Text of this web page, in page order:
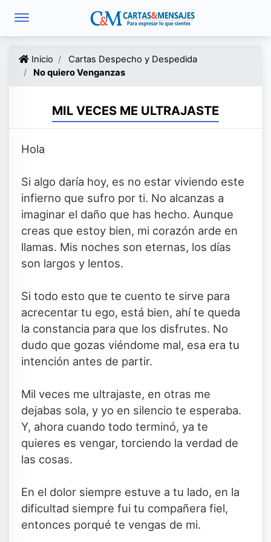
Inicio
Cartas Despecho y Despedida
No quiero Venganzas
MIL VECES ME ULTRAJASTE
Hola
Si algo daría hoy, es no estar viviendo este
infierno que sufro por ti. No alcanzas a
imaginar el daño que has hecho. Aunque
creas que estoy bien, mi corazón arde en
llamas. Mis noches son eternas, los días
son largos y lentos.
Si todo esto que te cuento te sirve para
acrecentar tu ego, está bien, ahí te queda
la constancia para que los disfrutes. No
dudo que gozas viéndome mal, esa era tu
intención antes de partir.
Mil veces me ultrajaste, en otras me
dejabas sola, y yo en silencio te esperaba.
Y, ahora cuando todo terminó, ya te
quieres es vengar, torciendo la verdad de
las cosas.
En el dolor siempre estuve a tu lado, en la
dificultad siempre fui tu compañera fiel,
entonces porqué te vengas de mi.